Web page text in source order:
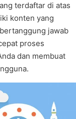
terdaftar di atas
konten yang
jawab
proses
dan membuat